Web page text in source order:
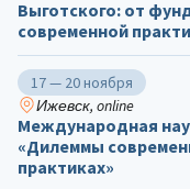
Выготского: от
современной
17 — 20 ноября
Ижевск, online
Международная
«Дилеммы
практиках»